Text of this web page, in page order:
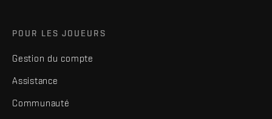
POUR LES JOUEURS
Gestion du compte
Assistance
Communauté